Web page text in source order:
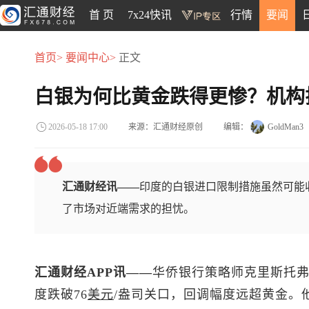
首 页 7x24快讯 行情 要闻
首页> 要闻中心> 正文
白银为何比黄金跌得更惨？机
2026-05-18 17:00 来源：汇通财经原创 编辑： GoldMan3
汇通财经讯——印度的白银进口限制措施虽然可
了市场对近端需求的担忧。
汇通财经APP讯——华侨银行策略师克里斯托
度跌破76美元/盎司关口，回调幅度远超黄金。